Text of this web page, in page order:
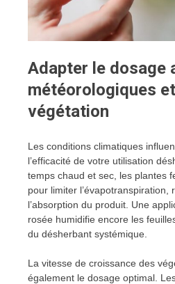
Adapter le dosage
météorologiques
végétation
Les conditions climatiques
l’efficacité de votre utilisation
temps chaud et sec, les plantes
pour limiter l’évapotranspiration,
l’absorption du produit. Une
rosée humidifie encore les
du désherbant systémique.
La vitesse de croissance des
également le dosage optimal.